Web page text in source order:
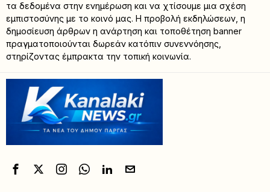
τα δεδομένα στην ενημέρωση και να χτίσουμε μια σχέση
εμπιστοσύνης με το κοινό μας. Η προβολή εκδηλώσεων, η
δημοσίευση άρθρων η ανάρτηση και τοποθέτηση banner
πραγματοποιούνται δωρεάν κατόπιν συνεννόησης,
στηρίζοντας έμπρακτα την τοπική κοινωνία.